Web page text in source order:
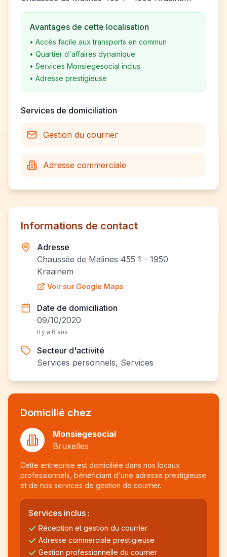
Avantages de cette localisation
• Accès facile aux transports en commun
• Quartier d'affaires dynamique
• Services Monsiegesocial inclus
• Adresse prestigieuse
Services de domiciliation
Gestion du courrier
Adresse commerciale
Informations de contact
Adresse
Chaussée de Malines 455 1 - 1950
Kraainem
Voir sur Google Maps
Date de domiciliation
09/10/2020
Il y a 6 ans
Secteur d'activité
Services personnels, Services
Domicilié chez
Monsiegesocial
Bruxelles
Cette entreprise est domiciliée dans nos locaux
professionnels, bénéficiant d'une adresse prestigieuse
et de nos services de gestion de courrier.
Services inclus :
Réception et gestion du courrier
Adresse commerciale prestigieuse
Gestion professionnelle du courrier